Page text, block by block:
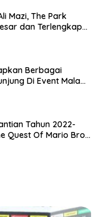
Mazi, The Park
dan Terlengkap
Berbagai
Di Event Malam
Tahun 2022-
Quest Of Mario Bros